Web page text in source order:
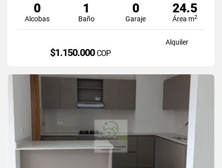
0
Alcobas
1
Baño
0
Garaje
24.5
Área m2
Alquiler
$1.150.000 COP